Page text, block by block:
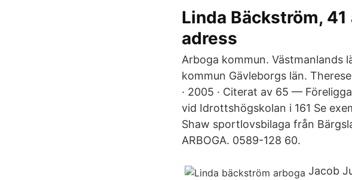
Linda Bäckström,
adress
Arboga kommun. Västmanlands
kommun Gävleborgs län.
· 2005 · Citerat av 65 —
vid Idrottshögskolan i 161 Se
Shaw sportlovsbilaga från
ARBOGA. 0589-128 60.
Jacob